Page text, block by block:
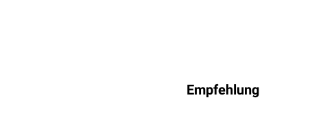
Empfehlung